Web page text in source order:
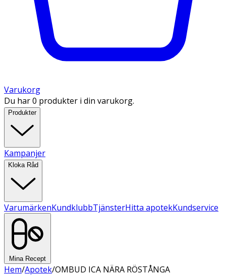
Varukorg
Du har 0 produkter i din varukorg.
Produkter
Kampanjer
Kloka Råd
VarumärkenKundklubbTjänsterHitta apotekKundservice
Mina Recept
Hem/Apotek/OMBUD ICA NÄRA RÖSTÅNGA